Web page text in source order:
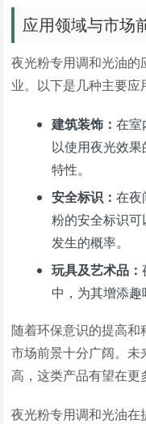
应用领域与市场
夜光粉专用调和光油
业。以下是几种主要应
建筑装饰：在室
以使用夜光效
特性。
安全标识：在夜
粉的安全标识
发生的概率。
玩具及艺术品：
中，为其增添趣
随着环保意识的提高
市场前景十分广阔。
高，这类产品有望在更
夜光粉专用调和光油